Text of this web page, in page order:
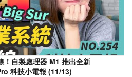
自製處理器 M1 推出全新
科技小電報 (11/13)